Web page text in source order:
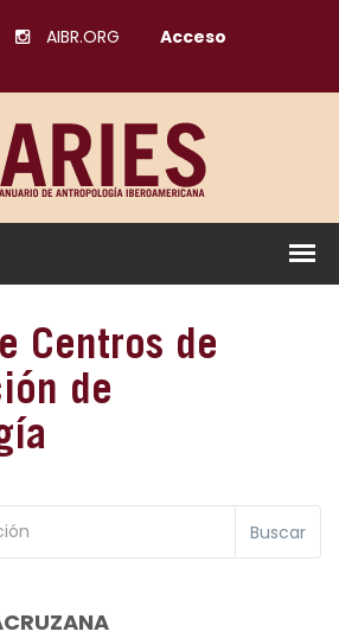
AIBR.ORG Acceso
Centros de
de
Buscar